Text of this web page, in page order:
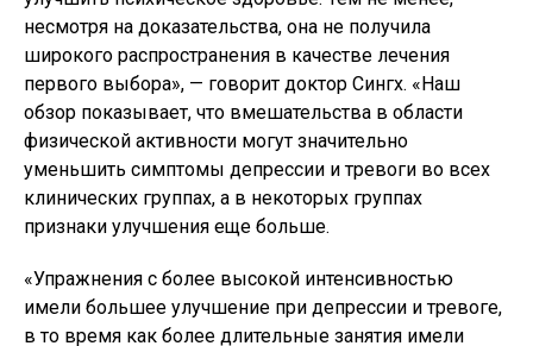
несмотря на доказательства, она не получила
широкого распространения в качестве лечения
первого выбора», — говорит доктор Сингх. «Наш
обзор показывает, что вмешательства в области
физической активности могут значительно
уменьшить симптомы депрессии и тревоги во всех
клинических группах, а в некоторых группах
признаки улучшения еще больше.
«Упражнения с более высокой интенсивностью
имели большее улучшение при депрессии и тревоге,
в то время как более длительные занятия имели